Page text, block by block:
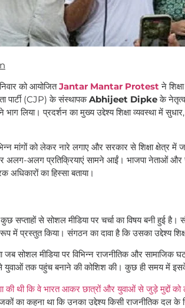
को आयोजितJantar Mantar Protestने
पार्टी (CJP) के संस्थापकAbhijeet Dipkeके
लिया। प्रदर्शन का मुख्य उद्देश्य शिक्षा व्यवस्था में सुधार,
मांगों को लेकर नारे लगाए और सरकार से शिक्षा
अलग-अलग प्रतिक्रियाएं सामने आईं। भाजपा नेताओं
का हिस्सा बताया।
कुछ सप्ताहों से सोशल मीडिया पर चर्चा का विषय बनी
प्रस्तुत किया। संगठन का दावा है कि उसका उद्देश्य
सोशल मीडिया पर विभिन्न राजनीतिक और
तक पहुंच बनाने की कोशिश की। कुछ ही समय में इसके
की थी कि वे भारत आकर छात्रों और युवाओं से जुड़े मुद्दों
का कहना था कि उनका उद्देश्य किसी राजनीतिक दल के